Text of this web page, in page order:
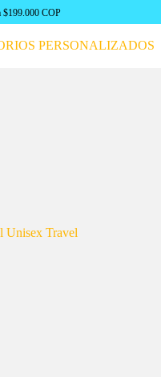
$199.000 COP
PERSONALIZADOS